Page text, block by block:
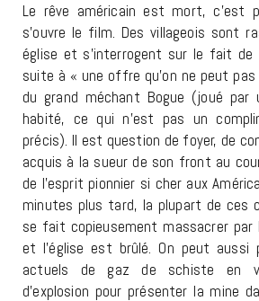
Le rêve américain est mort, c’est
s’ouvre le film. Des villageois sont
église et s’interrogent sur le fait
suite à « une offre qu’on ne peut
du grand méchant Bogue (joué par
habité, ce qui n’est pas un
précis). Il est question de foyer, de
acquis à la sueur de son front au
de l’esprit pionnier si cher aux
minutes plus tard, la plupart de ces
se fait copieusement massacrer par
et l’église est brûlé. On peut aussi
actuels de gaz de schiste en
d’explosion pour présenter la mine